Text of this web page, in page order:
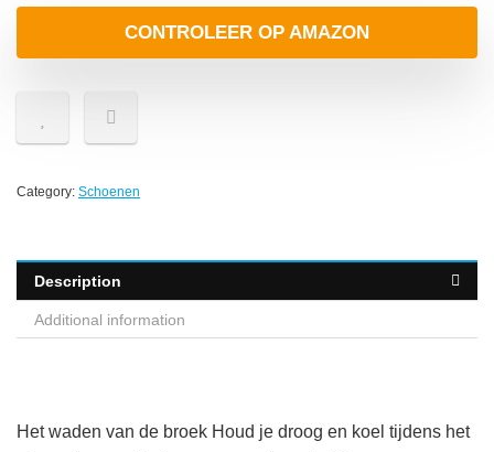
CONTROLEER OP AMAZON
Category: Schoenen
Description
Additional information
Het waden van de broek Houd je droog en koel tijdens het